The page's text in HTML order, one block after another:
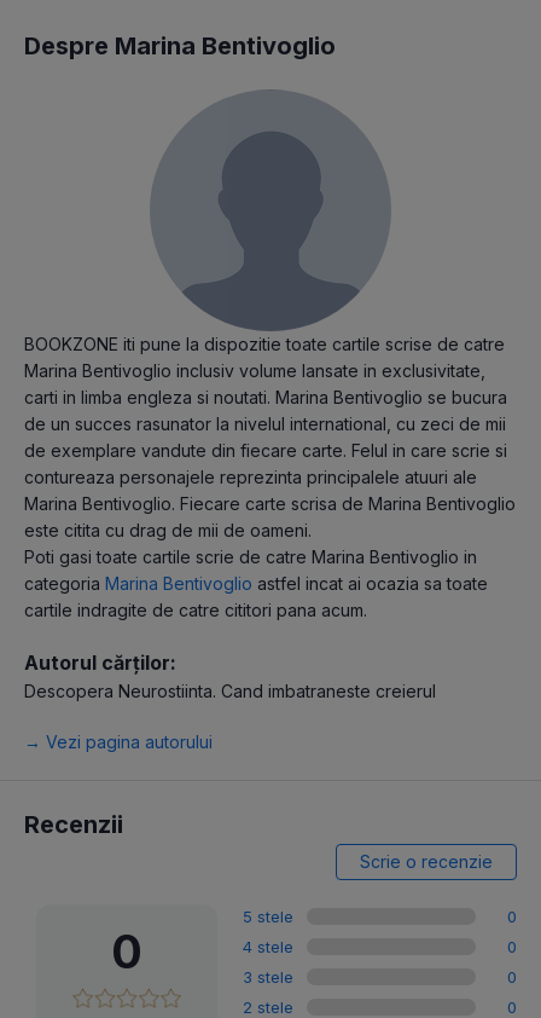
Despre Marina Bentivoglio
BOOKZONE iti pune la dispozitie toate cartile scrise de catre
Marina Bentivoglio inclusiv volume lansate in exclusivitate,
carti in limba engleza si noutati. Marina Bentivoglio se bucura
de un succes rasunator la nivelul international, cu zeci de mii
de exemplare vandute din fiecare carte. Felul in care scrie si
contureaza personajele reprezinta principalele atuuri ale
Marina Bentivoglio. Fiecare carte scrisa de Marina Bentivoglio
este citita cu drag de mii de oameni.
Poti gasi toate cartile scrie de catre Marina Bentivoglio in
categoria Marina Bentivoglio astfel incat ai ocazia sa toate
cartile indragite de catre cititori pana acum.
Autorul cărților:
Descopera Neurostiinta. Cand imbatraneste creierul
→ Vezi pagina autorului
Recenzii
Scrie o recenzie
0
5 stele
0
4 stele
0
3 stele
0
2 stele
0